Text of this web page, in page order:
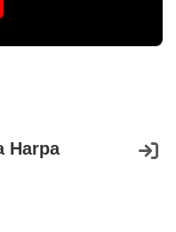
Harpa